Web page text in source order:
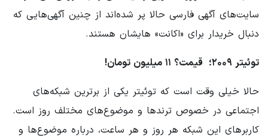
سایت‌های آگهی فارسی حالا پر شده‌اند از چنین آگهی‌هایی که
دنبال خریدار برای «اکانت» هایشان هستند.
توئیتر ۲۰۰۹؛ ‌ قیمت؟ ۱۱ میلیون تومان!
حالا خیلی وقت است که توئیتر یکی از برترین شبکه‌های
اجتماعی در خصوص ترندها و موضوع‌های مختلف روز است.
کاربرهای این شبکه هر روز و هر ساعت، درباره موضوع‌ها و